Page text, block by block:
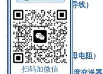
扫码加微信
热电偶补偿电缆（导线）
振动传感器
热电阻
铂热电阻元件（云母电阻）